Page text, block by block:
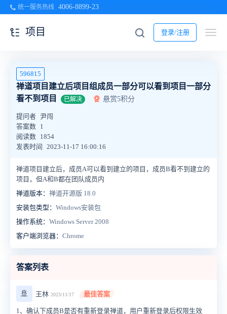
统一服务热线 4006-8899-23
登录/注册
项目
596815
禅道项目建立后项目组成员一部分可以看到项目一部分
看不到项目
已解决 悬赏5积分
提问者 尹闯
答案数 1
阅读数 1854
发表时间
2023-11-17 16:00:16
禅道项目建立后，成员A可以看到建立的项目，成员B看不到建立的
项目，但A和B都在团队成员内
禅道版本： 禅道开源版 18.0
安装包类型： Windows安装包
操作系统： Windows Server 2008
客户端浏览器： Chrome
答案列表
🚢 王林 2023/11/17 最佳答案
1、确认下成员B是否有重新登录禅道，用户重新登录后权限生效